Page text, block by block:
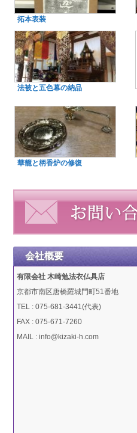
拓本表装
法被と五色幕の納品
華籠と柄香炉の修復
会社概要
有限会社 木崎勉法衣仏具店
京都市南区唐橋羅城門町51番地
TEL : 075-681-3441(代表)
FAX : 075-671-7260
MAIL : info@kizaki-h.com